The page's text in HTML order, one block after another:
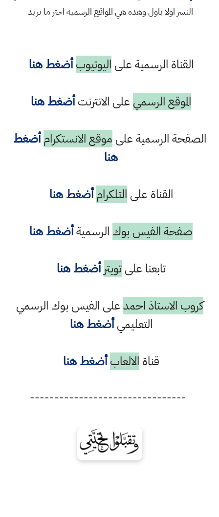
النشر اولا باول وهذه هي المواقع الرسمية اختر ما تريد
القناة الرسمية على اليوتيوب أضغط هنا
الموقع الرسمي على الانترنتأضغط هنا
الصفحة الرسمية على موقع الانستكرام أضغط
هنا
القناة على التلكرام أضغط هنا
صفحة الفيس بوك الرسميةأضغط هنا
تابعنا علىتويتر أضغط هنا
كروب الاستاذ احمدعلى الفيس بوك الرسمي
التعليميأضغط هنا
قناة الالعاب أضغط هنا
--------------------------------